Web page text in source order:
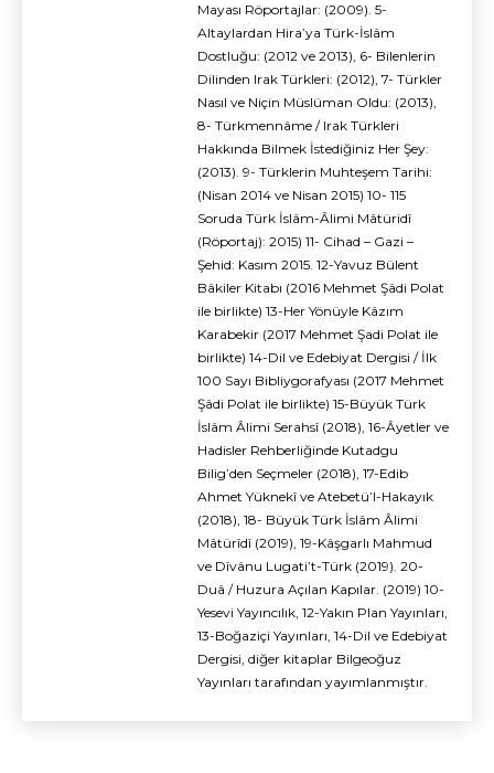
Mayası Röportajlar: (2009). 5-
Altaylardan Hira’ya Türk-İslâm
Dostluğu: (2012 ve 2013), 6- Bilenlerin
Dilinden Irak Türkleri: (2012), 7- Türkler
Nasıl ve Niçin Müslüman Oldu: (2013),
8- Türkmennâme / Irak Türkleri
Hakkında Bilmek İstediğiniz Her Şey:
(2013). 9- Türklerin Muhteşem Tarihi:
(Nisan 2014 ve Nisan 2015) 10- 115
Soruda Türk İslâm-Âlimi Mâtüridî
(Röportaj): 2015) 11- Cihad – Gazi –
Şehid: Kasım 2015. 12-Yavuz Bülent
Bâkiler Kitabı (2016 Mehmet Şâdi Polat
ile birlikte) 13-Her Yönüyle Kâzım
Karabekir (2017 Mehmet Şadi Polat ile
birlikte) 14-Dil ve Edebiyat Dergisi / İlk
100 Sayı Bibliygorafyası (2017 Mehmet
Şâdi Polat ile birlikte) 15-Büyük Türk
İslâm Âlimi Serahsî (2018), 16-Âyetler ve
Hadisler Rehberliğinde Kutadgu
Bilig’den Seçmeler (2018), 17-Edib
Ahmet Yüknekî ve Atebetü’l-Hakayık
(2018), 18- Büyük Türk İslâm Âlimi
Mâtürîdî (2019), 19-Kâşgarlı Mahmud
ve Dîvânu Lugati’t-Türk (2019). 20-
Duâ / Huzura Açılan Kapılar. (2019) 10-
Yesevi Yayıncılık, 12-Yakın Plan Yayınları,
13-Boğaziçi Yayınları, 14-Dil ve Edebiyat
Dergisi, diğer kitaplar Bilgeoğuz
Yayınları tarafından yayımlanmıştır.